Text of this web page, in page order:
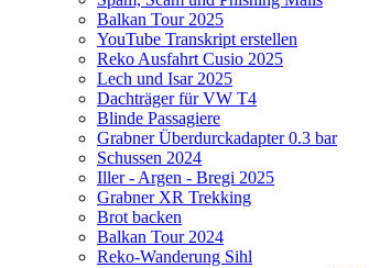
Balkan Tour 2025
YouTube Transkript erstellen
Reko Ausfahrt Cusio 2025
Lech und Isar 2025
Dachträger für VW T4
Blinde Passagiere
Grabner Überdurckadapter 0.3 bar
Schussen 2024
Iller - Argen - Bregi 2025
Grabner XR Trekking
Brot backen
Balkan Tour 2024
Reko-Wanderung Sihl